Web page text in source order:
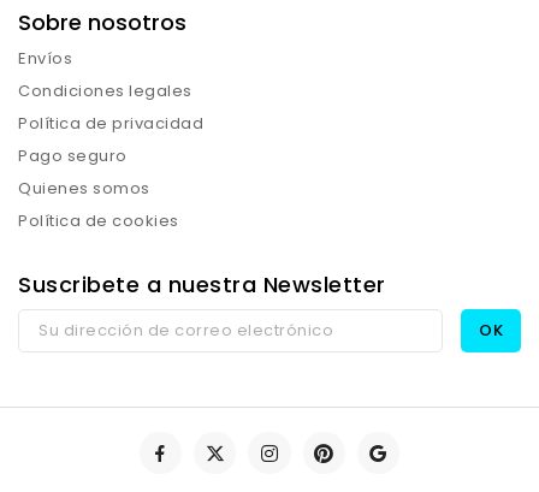
Sobre nosotros
Envíos
Condiciones legales
Política de privacidad
Pago seguro
Quienes somos
Política de cookies
Suscribete a nuestra Newsletter